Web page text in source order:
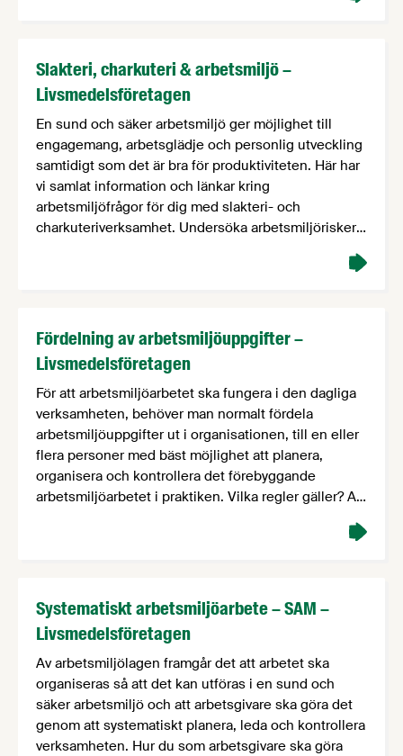
Slakteri, charkuteri & arbetsmiljö –
Livsmedelsföretagen
En sund och säker arbetsmiljö ger möjlighet till
engagemang, arbetsglädje och personlig utveckling
samtidigt som det är bra för produktiviteten. Här har
vi samlat information och länkar kring
arbetsmiljöfrågor för dig med slakteri- och
charkuteriverksamhet. Undersöka arbetsmiljörisker –
Fördelning av arbetsmiljöuppgifter –
Livsmedelsföretagen
För att arbetsmiljöarbetet ska fungera i den dagliga
verksamheten, behöver man normalt fördela
arbetsmiljöuppgifter ut i organisationen, till en eller
flera personer med bäst möjlighet att planera,
organisera och kontrollera det förebyggande
arbetsmiljöarbetet i praktiken. Vilka regler gäller? Av
Systematiskt arbetsmiljöarbete – SAM –
Livsmedelsföretagen
Av arbetsmiljölagen framgår det att arbetet ska
organiseras så att det kan utföras i en sund och
säker arbetsmiljö och att arbetsgivare ska göra det
genom att systematiskt planera, leda och kontrollera
verksamheten. Hur du som arbetsgivare ska göra